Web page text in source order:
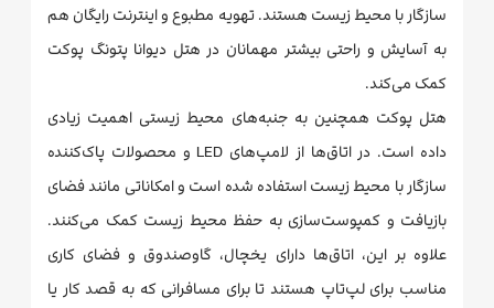
سازگار با محیط زیست هستند. تهویه مطبوع و اینترنت رایگان هم
به آسایش و راحتی بیشتر مهمانان در هتل دیوانا پتونگ پوکت
کمک می‌کند.
هتل پوکت همچنین به جنبه‌های محیط زیستی اهمیت زیادی
داده است. در اتاق‌ها از لامپ‌های LED و محصولات پاک‌کننده
سازگار با محیط زیست استفاده شده است و امکاناتی مانند فضای
بازیافت و کمپوست‌سازی به حفظ محیط زیست کمک می‌کنند.
علاوه بر این، اتاق‌ها دارای یخچال، گاوصندوق و فضای کاری
مناسب برای لپ‌تاپ هستند تا برای مسافرانی که به قصد کار یا